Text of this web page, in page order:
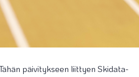
päivitykseen liittyen Skidata-